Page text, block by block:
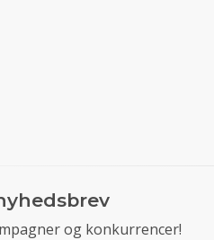
og konkurrencer!